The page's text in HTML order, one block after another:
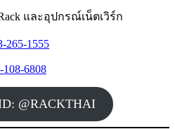
และอุปกรณ์เน็ตเวิร์ก
265-1555
108-6808
@RACKTHAI